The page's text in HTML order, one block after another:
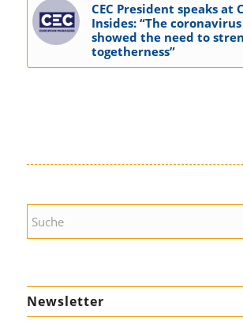
CEC President speaks at
Insides: “The
showed the need to
togetherness”
Newsletter